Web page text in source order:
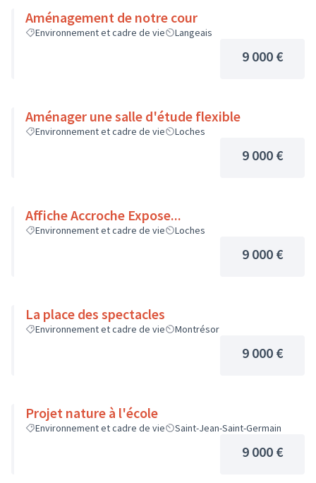
Aménagement de notre cour
Environnement et cadre de vie Langeais
9 000 €
Aménager une salle d'étude flexible
Environnement et cadre de vie Loches
9 000 €
Affiche Accroche Expose...
Environnement et cadre de vie Loches
9 000 €
La place des spectacles
Environnement et cadre de vie Montrésor
9 000 €
Projet nature à l'école
Environnement et cadre de vie Saint-Jean-Saint-Germain
9 000 €